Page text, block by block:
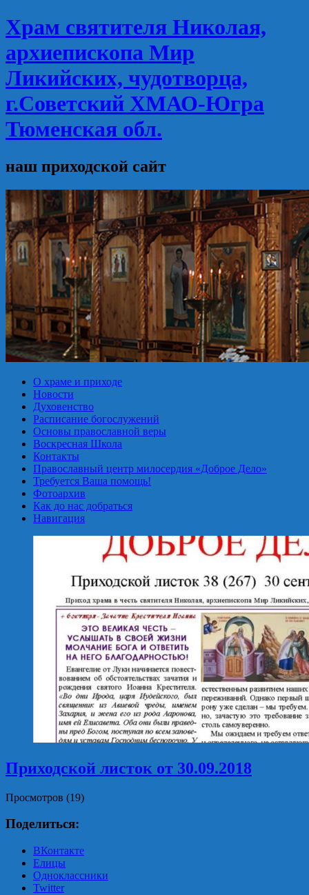
Храм святителя Николая,
архиепископа Мир
Ликийских, чудотворца,
г.Советский ХМАО-Югра
Тюменская обл.
наш приходской сайт
О храме и приходе
Новости
Духовенство
Расписание богослужений
Основы православной веры
Воскресная Школа
Контакты
Православный центр милосердия «Доброе Дело»
Требуется Ваша помощь!
Фотоархив
Как до нас добраться
Навигация
Приходской листок от 30.09.2018
Просмотров (19)
Поделиться:
ВКонтакте
Елицы
Одноклассники
Twitter